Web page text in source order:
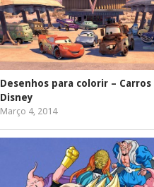
Desenhos para colorir – Carros
Disney
Março 4, 2014